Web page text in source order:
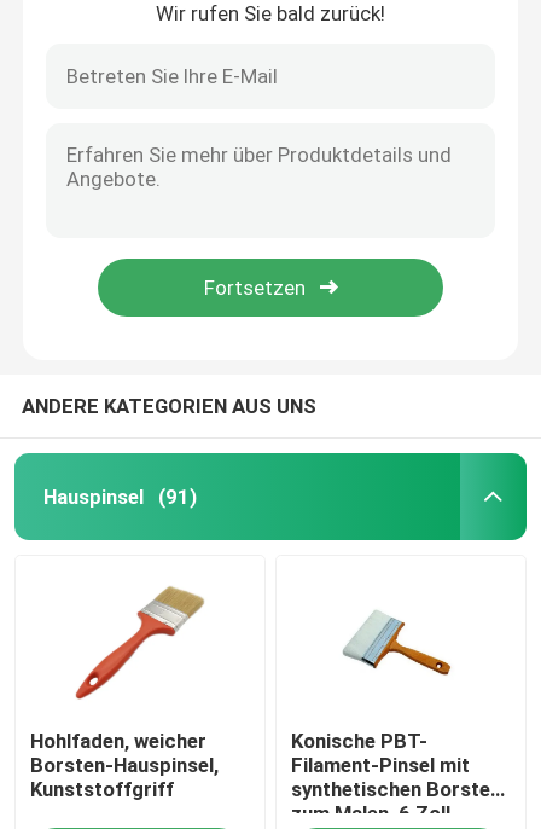
Startseite
Produkte
Über uns
Wir rufen Sie bald zurück!
ANDERE KATEGORIEN AUS UNS
Hauspinsel (91)
Hohlfaden, weicher
Borsten-Hauspinsel,
Kunststoffgriff
Konische PBT-
Filament-Pinsel mit
synthetischen Borsten
zum Malen, 6 Zoll